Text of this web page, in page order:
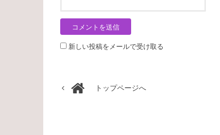
新しい投稿をメールで受け取る
トップページへ